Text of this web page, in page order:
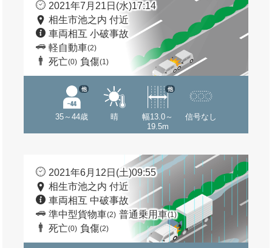
2021年7月21日(水)17:14
相生市池之内 付近
車両相互 小破事故
軽自動車(2)
死亡(0) 負傷(1)
35～44歳
他
晴
幅13.0～
19.5m
他
信号なし
2021年6月12日(土)09:55
相生市池之内 付近
車両相互 中破事故
準中型貨物車(2) 普通乗用車(1)
死亡(0) 負傷(2)